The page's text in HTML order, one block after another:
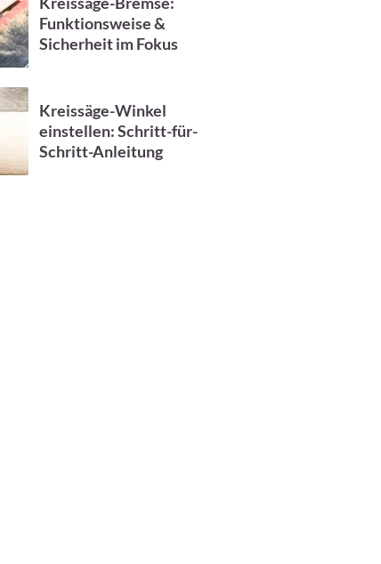
Funktionsweise &
Sicherheit im Fokus
Kreissäge-Winkel
einstellen: Schritt-für-
Schritt-Anleitung